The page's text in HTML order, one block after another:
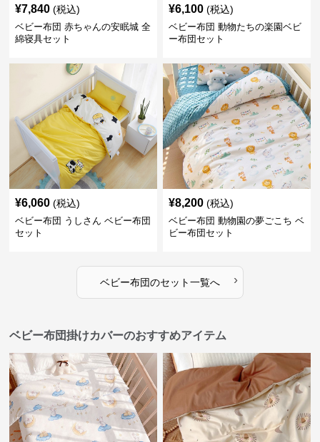
¥7,840 (税込)
ベビー布団 赤ちゃんの安眠城 全
綿寝具セット
¥6,100 (税込)
ベビー布団 動物たちの楽園ベビ
ー布団セット
¥6,060 (税込)
ベビー布団 うしさん ベビー布団
セット
¥8,200 (税込)
ベビー布団 動物園の夢ごこち ベ
ビー布団セット
ベビー布団のセット一覧へ ›
ベビー布団掛けカバーのおすすめアイテム